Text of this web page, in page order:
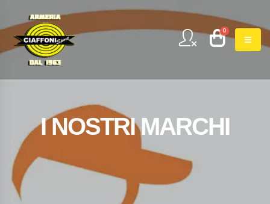
0
I NOSTRI MARCHI